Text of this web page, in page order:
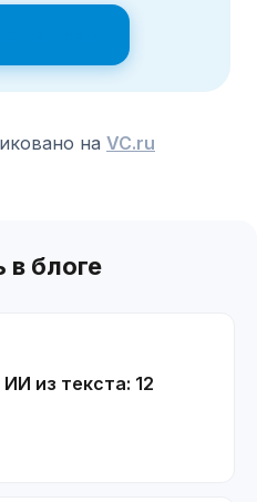
на VC.ru
в блоге
из текста: 12